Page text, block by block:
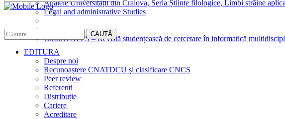
Analele Universității din Craiova, Seria Științe filologice, Limbi străine
Legal and administrative Studies
CreativeAPPS – Revistă studențească de cercetare în informatică
CAUTĂ
EDITURA
Despre noi
Recunoaștere CNATDCU și clasificare CNCS
Peer review
Referenți
Distribuție
Cariere
Acreditare